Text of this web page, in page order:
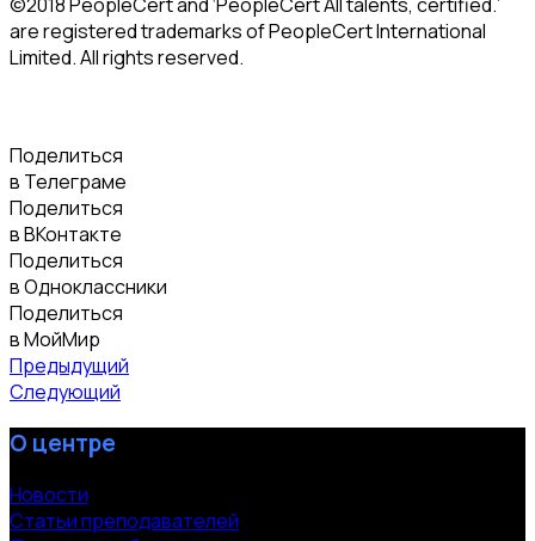
are registered trademarks of PeopleCert International
Limited. All rights reserved.
Поделиться
в Телеграме
Поделиться
в ВКонтакте
Поделиться
в Одноклассники
Поделиться
в МойМир
Предыдущий
Следующий
О центре
Новости
Статьи преподавателей